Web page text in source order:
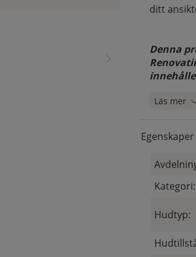
ditt
Denna
Läs mer
Egenskaper
Kategori:
Hudtyp: